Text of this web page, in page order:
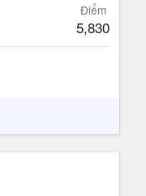
Điểm
5,830